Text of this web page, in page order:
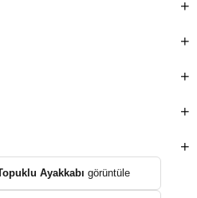
parlak biye detayları ve feminen
CLEM'i özel günlerin vazgeçilmez
topuk gün boyu dengeli ve konforlu bir
kazandırarak her adımda zarafetinizi
Ayakkabı görüntüle